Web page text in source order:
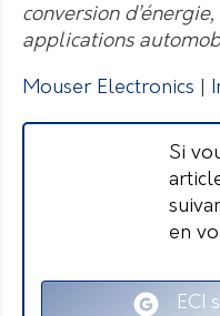
conversion
applications
Mouser Electronics
Si
en
ECI